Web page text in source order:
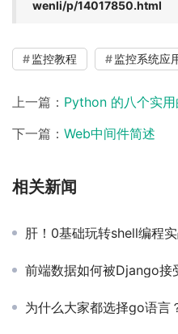
wenli/p/14017850.html
监控教程 监控系统应
上一篇： Python 的八个实用
下一篇： Web中间件简述
相关新闻
肝！0基础玩转shell编程实战！（
前端数据如何被Django接
为什么大家都选择go语言